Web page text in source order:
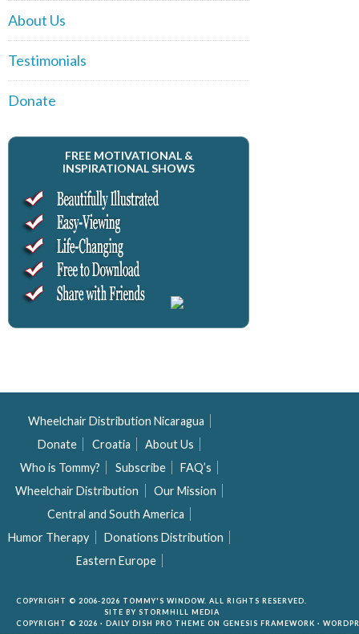
About Us
Testimonials
Donate
FREE MOTIVATIONAL &
INSPIRATIONAL SHOWS
Wheelchair Distribution Nicaragua
Donate
Croatia
About Us
Who is Tommy?
Subscribe
FAQ’s
Wheelchair Distribution
Our Mission
Central and South America
Humor Therapy
Donations Distribution
Eastern Europe
COPYRIGHT © 2006-2026 TOMMY'S WINDOW. ALL RIGHTS RESERVED.
SITE BY STORMHILL MEDIA
COPYRIGHT © 2026 · DAILY DISH PRO THEME ON GENESIS FRAMEWORK ·